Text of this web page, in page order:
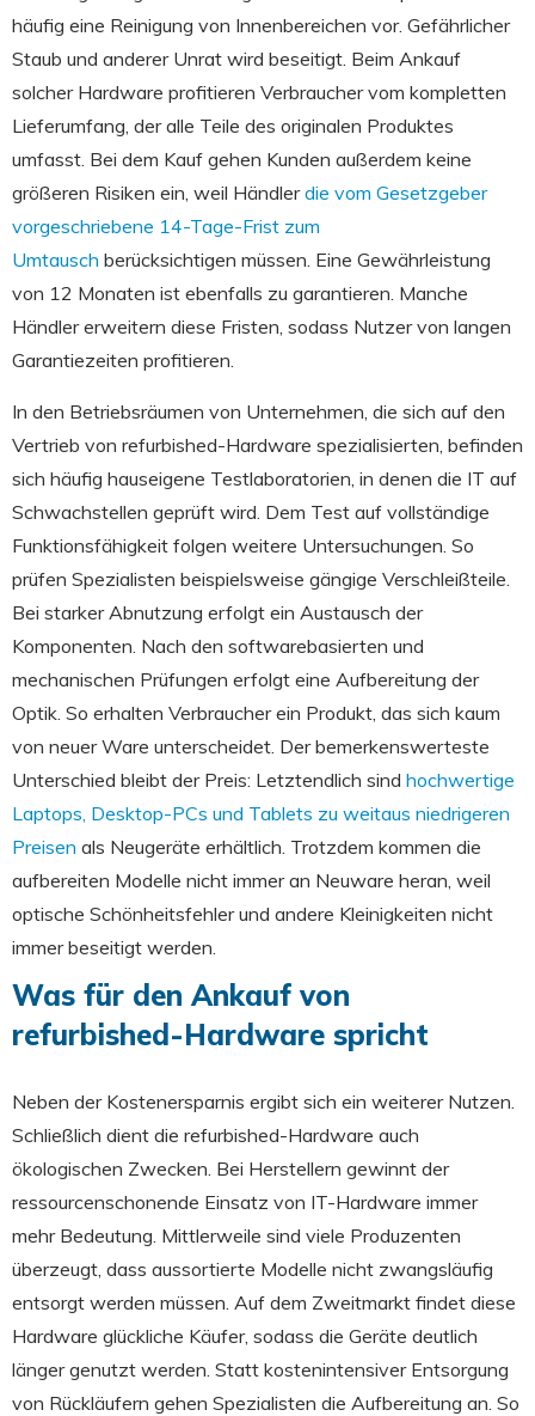
häufig eine Reinigung von Innenbereichen vor. Gefährlicher
Staub und anderer Unrat wird beseitigt. Beim Ankauf
solcher Hardware profitieren Verbraucher vom kompletten
Lieferumfang, der alle Teile des originalen Produktes
umfasst. Bei dem Kauf gehen Kunden außerdem keine
größeren Risiken ein, weil Händlerdie vom Gesetzgeber
vorgeschriebene 14-Tage-Frist zum
Umtausch berücksichtigen müssen. Eine Gewährleistung
von 12 Monaten ist ebenfalls zu garantieren. Manche
Händler erweitern diese Fristen, sodass Nutzer von langen
Garantiezeiten profitieren.
In den Betriebsräumen von Unternehmen, die sich auf den
Vertrieb von refurbished-Hardware spezialisierten, befinden
sich häufig hauseigene Testlaboratorien, in denen die IT auf
Schwachstellen geprüft wird. Dem Test auf vollständige
Funktionsfähigkeit folgen weitere Untersuchungen. So
prüfen Spezialisten beispielsweise gängige Verschleißteile.
Bei starker Abnutzung erfolgt ein Austausch der
Komponenten. Nach den softwarebasierten und
mechanischen Prüfungen erfolgt eine Aufbereitung der
Optik. So erhalten Verbraucher ein Produkt, das sich kaum
von neuer Ware unterscheidet. Der bemerkenswerteste
Unterschied bleibt der Preis: Letztendlich sind hochwertige
Laptops, Desktop-PCs und Tablets zu weitaus niedrigeren
Preisen als Neugeräte erhältlich. Trotzdem kommen die
aufbereiten Modelle nicht immer an Neuware heran, weil
optische Schönheitsfehler und andere Kleinigkeiten nicht
immer beseitigt werden.
Was für den Ankauf von
refurbished-Hardware spricht
Neben der Kostenersparnis ergibt sich ein weiterer Nutzen.
Schließlich dient die refurbished-Hardware auch
ökologischen Zwecken. Bei Herstellern gewinnt der
ressourcenschonende Einsatz von IT-Hardware immer
mehr Bedeutung. Mittlerweile sind viele Produzenten
überzeugt, dass aussortierte Modelle nicht zwangsläufig
entsorgt werden müssen. Auf dem Zweitmarkt findet diese
Hardware glückliche Käufer, sodass die Geräte deutlich
länger genutzt werden. Statt kostenintensiver Entsorgung
von Rückläufern gehen Spezialisten die Aufbereitung an. So